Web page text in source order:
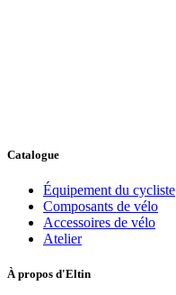
Catalogue
Équipement du cycliste
Composants de vélo
Accessoires de vélo
Atelier
À propos d'Eltin